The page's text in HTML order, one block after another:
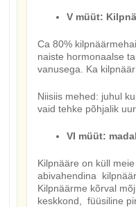
V müüt:
Ca 80%
naiste hormonaalse
vanusega. Ka
Niisiis mehed: juhul
vaid tehke põhjalik
VI müüt:
Kilpnääre on küll
abivahendina
Kilpnäärme kõrval
keskkond, füüsiline